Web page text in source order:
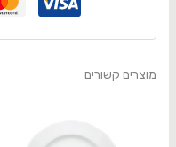
מוצרים קשורים